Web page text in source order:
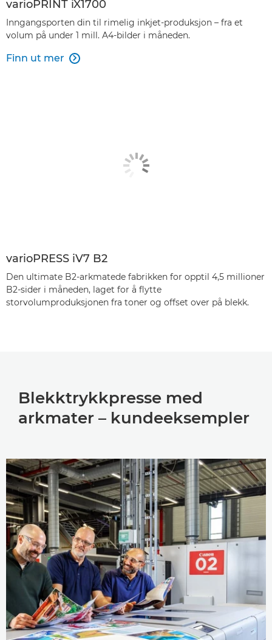
varioPRINT iX1700
Inngangsporten din til rimelig inkjet-produksjon – fra et
volum på under 1 mill. A4-bilder i måneden.
Finn ut mer 
varioPRESS iV7 B2
Den ultimate B2-arkmatede fabrikken for opptil 4,5 millioner
B2-sider i måneden, laget for å flytte
storvolumproduksjonen fra toner og offset over på blekk.
Blekktrykkpresse med
arkmater – kundeeksempler